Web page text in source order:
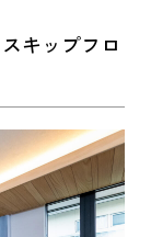
キップフロ